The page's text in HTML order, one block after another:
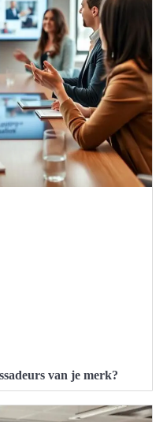
van je merk?